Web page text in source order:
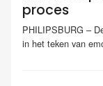
proces
PHILIPSBURG –
in het teken van